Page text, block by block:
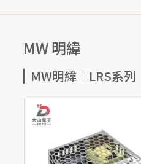
MW 明緯
MW明緯｜LRS系列